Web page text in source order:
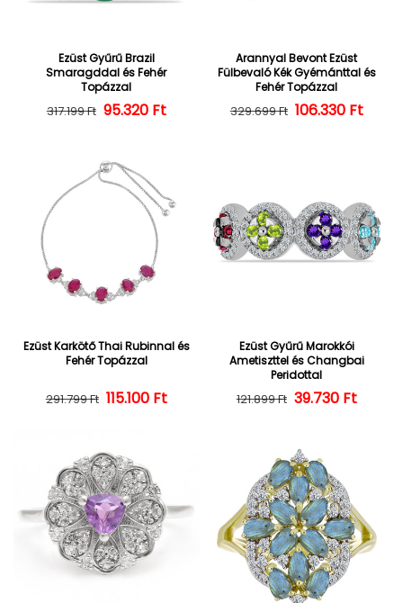
Ezüst Gyűrű Brazil
Smaragddal és Fehér
Topázzal
Normál ár
317.199 Ft Kedvezményes ár
95.320 Ft
Arannyal Bevont Ezüst
Fülbevaló Kék Gyémánttal és
Fehér Topázzal
Normál ár
329.699 Ft 106.330 Ft
Ezüst Karkötő Thai Rubinnal és
Fehér Topázzal
Normál ár
291.799 Ft Kedvezményes ár
115.100 Ft
Ezüst Gyűrű Marokkói
Ametiszttel és Changbai
Peridottal
Normál ár
121.899 Ft 39.730 Ft